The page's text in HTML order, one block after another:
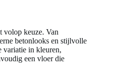
volop keuze. Van
betonlooks en stijlvolle
variatie in kleuren,
een vloer die